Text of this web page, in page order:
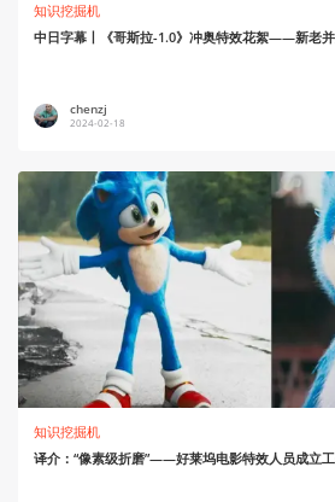
知识挖掘机
中日字幕丨《哥斯拉-1.0》冲奥特效花絮——新老
chenzj
2024-02-18
知识挖掘机
译介：“像素级折磨”——好莱坞电影特效人员成立